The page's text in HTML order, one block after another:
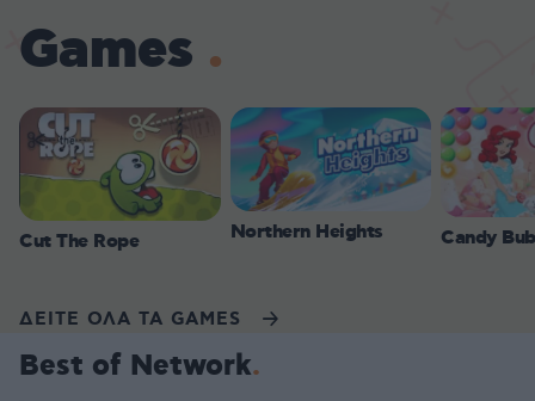
Games
Cut The Rope Northern Heights Candy
ΔΕΙΤΕ ΟΛΑ ΤΑ GAMES
Best of Network